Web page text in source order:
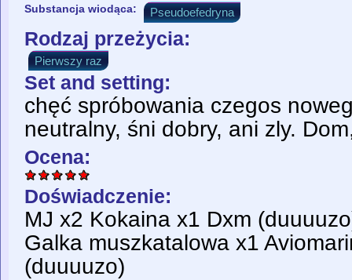
Substancja wiodąca: Pseudoefedryna
Rodzaj przeżycia:
Pierwszy raz
Set and setting:
chęć spróbowania czegos
neutralny, śni dobry, ani zly.
Ocena:
Doświadczenie:
MJ x2 Kokaina x1 Dxm
Galka muszkatalowa x1
(duuuuzo)